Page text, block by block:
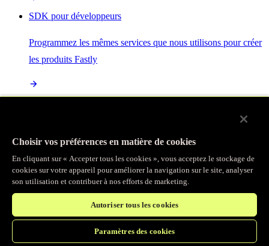
SDK pour développeurs
Programmez les mêmes services que nous utilisons pour créer
les produits Fastly
sur des normes ouvertes et intégrée à la suite complète de
produits Fastly
Accélérez vos charges de travail d’IA et gagnez en efficacité
Choisir vos préférences en matière de cookies
En cliquant sur « Accepter tous les cookies », vous acceptez le stockage de
cookies sur votre appareil pour améliorer la navigation sur le site, analyser
son utilisation et contribuer à nos efforts de marketing.
Autoriser tous les cookies
Paramètres des cookies